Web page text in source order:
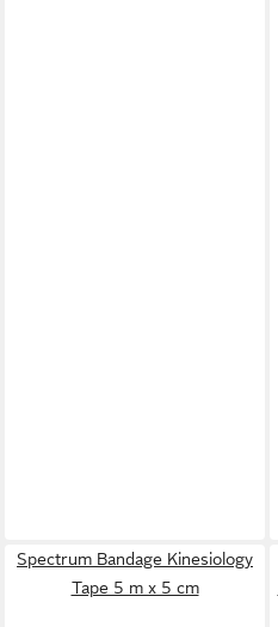
Spectrum Bandage Kinesiology
Tape 5 m x 5 cm